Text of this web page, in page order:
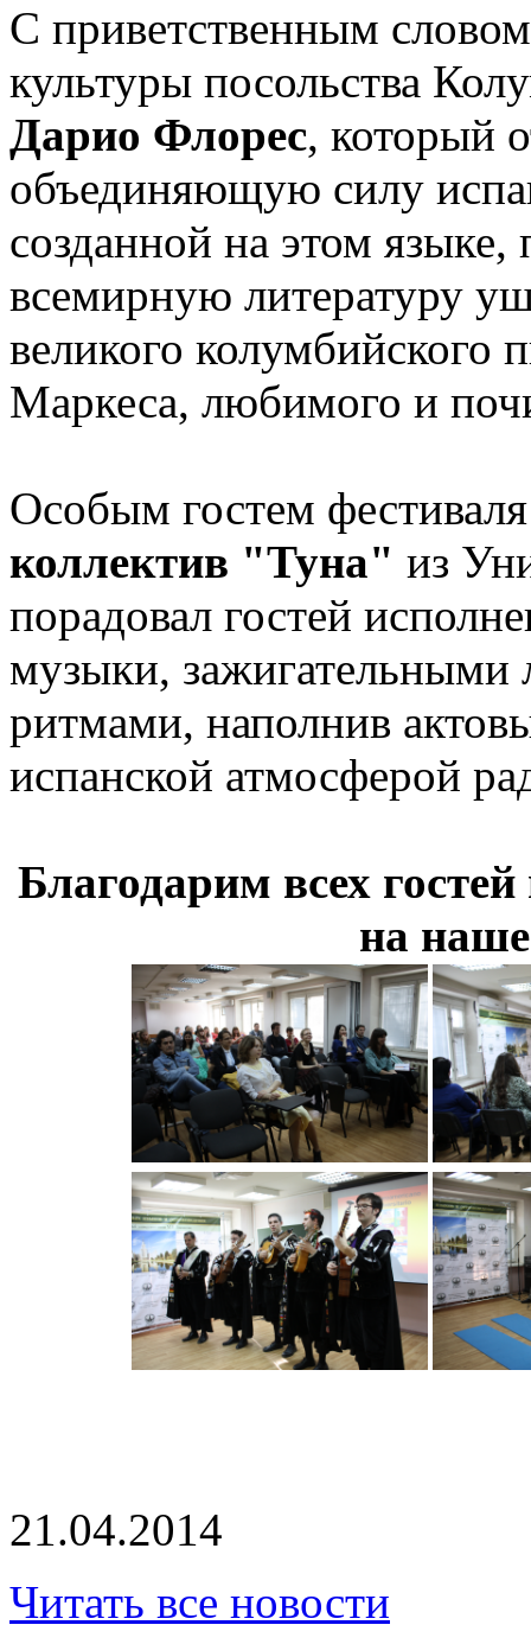
С приветственным
культуры посольства
Дарио Флорес, который
объединяющую силу
созданной на этом языке,
всемирную литературу
великого колумбийского
Маркеса, любимого и
Особым гостем
коллектив "Туна" из
порадовал гостей
музыки, зажигательными
ритмами, наполнив
испанской атмосферой
Благодарим всех
на
21.04.2014
Читать все новости